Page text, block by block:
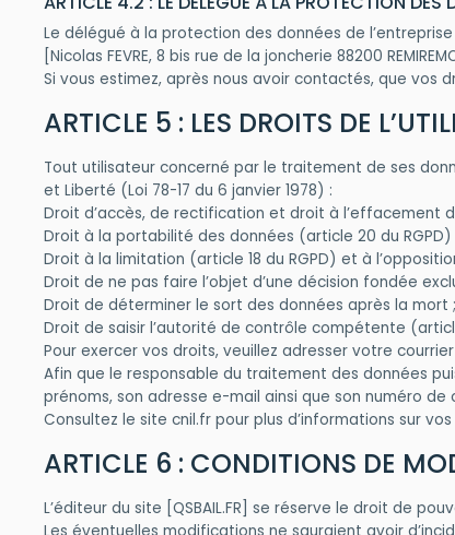
Le délégué à la protection des données de
[Nicolas FEVRE, 8 bis rue de la jon­cherie 88200
Si vous estimez, après nous avoir contactés, que vos
ARTICLE 5 : LES DROITS DE
Tout utilisateur concerné par le traitement de ses
et Liberté (Loi 78-17 du 6 janvier 1978) :
Droit d’accès, de rectification et droit à l’effacement
Droit à la portabilité des données (article 20 du RGPD)
Droit à la limitation (article 18 du RGPD) et à
Droit de ne pas faire l’objet d’une décision fondée
Droit de déterminer le sort des données après la mort ;
Droit de saisir l’autorité de contrôle compétente
Pour exercer vos droits, veuillez adresser votre courrier
Afin que le responsable du traitement des données
prénoms, son adresse e-mail ainsi que son numéro de
Consultez le site cnil.fr pour plus d’informations sur
ARTICLE 6 : CONDITIONS DE
L’éditeur du site [QSBAIL.FR] se réserve le droit de